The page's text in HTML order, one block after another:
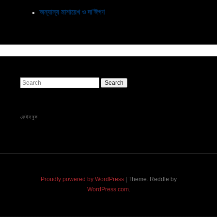
অন্যান্য মাশায়েখ ও দা’ঈগণ
Search
ফেইসবুক
Proudly powered by WordPress
Theme: Reddle by
WordPress.com.